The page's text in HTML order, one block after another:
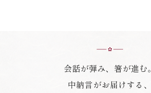
会話が弾み、箸が進む。
中納言がお届けする、